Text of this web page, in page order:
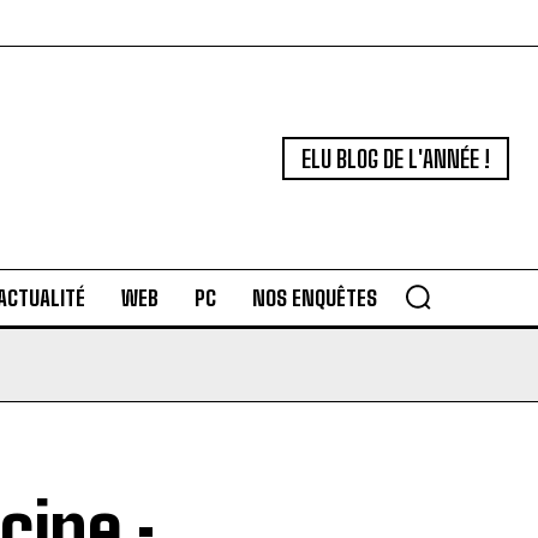
ELU BLOG DE L'ANNÉE !
WEB PC NOS ENQUÊTES